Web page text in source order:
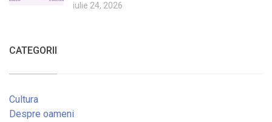
iulie 24, 2026
CATEGORII
Cultura
Despre oameni